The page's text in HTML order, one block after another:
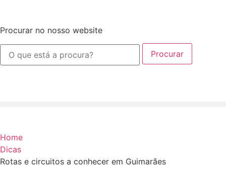
Procurar no nosso website
Procurar
Home
Dicas
Rotas e circuitos a conhecer em Guimarães